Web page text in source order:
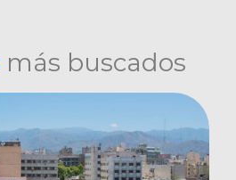
más buscados